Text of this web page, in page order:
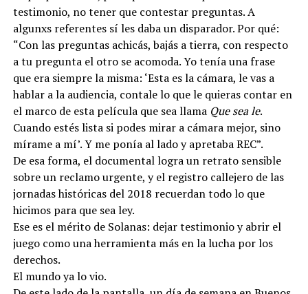
testimonio, no tener que contestar preguntas. A
algunxs referentes sí les daba un disparador. Por qué:
“Con las preguntas achicás, bajás a tierra, con respecto
a tu pregunta el otro se acomoda. Yo tenía una frase
que era siempre la misma: ‘Esta es la cámara, le vas a
hablar a la audiencia, contale lo que le quieras contar en
el marco de esta película que sea llama Que sea le.
Cuando estés lista si podes mirar a cámara mejor, sino
mírame a mí’. Y me ponía al lado y apretaba REC”.
De esa forma, el documental logra un retrato sensible
sobre un reclamo urgente, y el registro callejero de las
jornadas históricas del 2018 recuerdan todo lo que
hicimos para que sea ley.
Ese es el mérito de Solanas: dejar testimonio y abrir el
juego como una herramienta más en la lucha por los
derechos.
El mundo ya lo vio.